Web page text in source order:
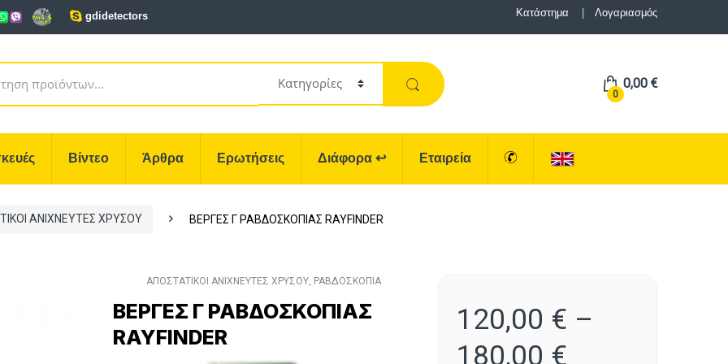
gdidetectors Κατάστημα Λογαριασμός
0
0,00 €
Βίντεο Άρθρα Ερωτήσεις Διάφορα ↩ Εταιρεία
ΑΝΙΧΝΕΥΤΕΣ ΧΡΥΣΟΥ ΒΕΡΓΕΣ Γ ΡΑΒΔΟΣΚΟΠΙΑΣ RAYFINDER
ΑΠΟΣΤΑΤΙΚΟΙ ΑΝΙΧΝΕΥΤΕΣ ΧΡΥΣΟΥ, ΡΑΒΔΟΣΚΟΠΙΑ
ΒΕΡΓΕΣ Γ ΡΑΒΔΟΣΚΟΠΙΑΣ
RAYFINDER
120,00 € –
180,00 €